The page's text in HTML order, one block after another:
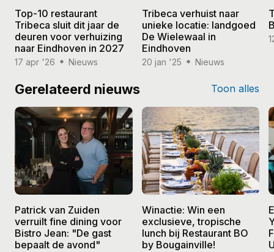
Top-10 restaurant
Tribeca sluit dit jaar de
deuren voor verhuizing
naar Eindhoven in 2027
17 apr '26 Nieuws
Tribeca verhuist naar
unieke locatie: landgoed
De Wielewaal in
Eindhoven
20 jan '25 Nieuws
Gerelateerd nieuws Toon alles
Patrick van Zuiden
verruilt fine dining voor
Bistro Jean: "De gast
bepaalt de avond"
Winactie: Win een
exclusieve, tropische
lunch bij Restaurant BO
by Bougainville!